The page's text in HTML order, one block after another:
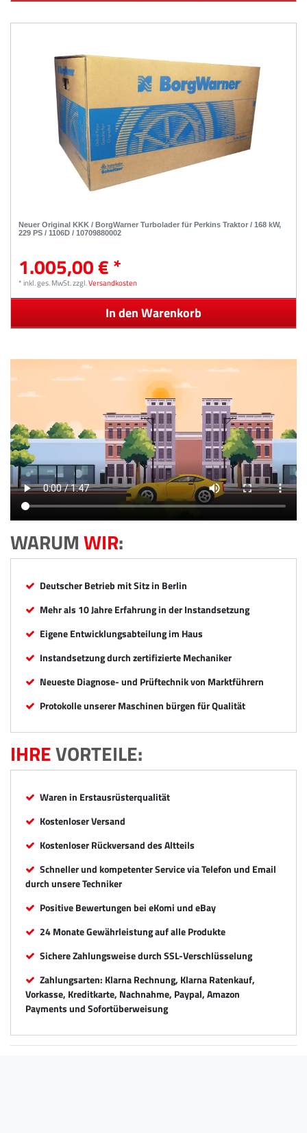
Neuer Original KKK / BorgWarner Turbolader für Perkins Traktor / 168 kW,
229 PS / 1106D / 10709880002
1.005,00 € *
*inkl. ges. MwSt.zzgl.Versandkosten
In den Warenkorb
WARUMWIR:
Deutscher Betrieb mit Sitz in Berlin
Mehr als 10 Jahre Erfahrung in der Instandsetzung
Eigene Entwicklungsabteilung im Haus
Instandsetzung durch zertifizierte Mechaniker
Neueste Diagnose- und Prüftechnik von Marktführern
Protokolle unserer Maschinen bürgen für Qualität
IHREVORTEILE:
Waren in Erstausrüsterqualität
Kostenloser Versand
Kostenloser Rückversand des Altteils
Schneller und kompetenter Service via Telefon und Email
durch unsere Techniker
Positive Bewertungen bei eKomi und eBay
24 Monate Gewährleistung auf alle Produkte
Sichere Zahlungsweise durch SSL-Verschlüsselung
Zahlungsarten: Klarna Rechnung, Klarna Ratenkauf,
Vorkasse, Kreditkarte, Nachnahme, Paypal, Amazon
Payments und Sofortüberweisung